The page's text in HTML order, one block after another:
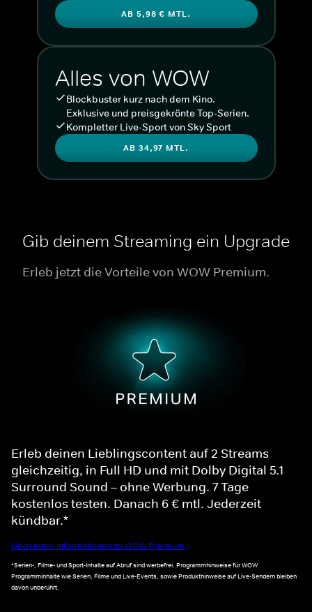
AB 5,98 € MTL.
Alles von WOW
Blockbuster kurz nach dem Kino.
Exklusive und preisgekrönte Top-Serien.
Kompletter Live-Sport von Sky Sport
AB 34,97 MTL.
Gib deinem Streaming ein Upgrade
Erleb jetzt die Vorteile von WOW Premium.
Erleb deinen Lieblingscontent auf 2 Streams
gleichzeitig, in Full HD und mit Dolby Digital 5.1
Surround Sound – ohne Werbung. 7 Tage
kostenlos testen. Danach 6 € mtl. Jederzeit
kündbar.*
Noch mehr Informationen zu WOW Premium
*Serien-, Filme- und Sport-Inhalte auf Abruf sind werbefrei. Programmhinweise für WOW
Programminhalte wie Serien, Filme und Live-Events, sowie Produkthinweise auf Live-Sendern bleiben
davon unberührt.